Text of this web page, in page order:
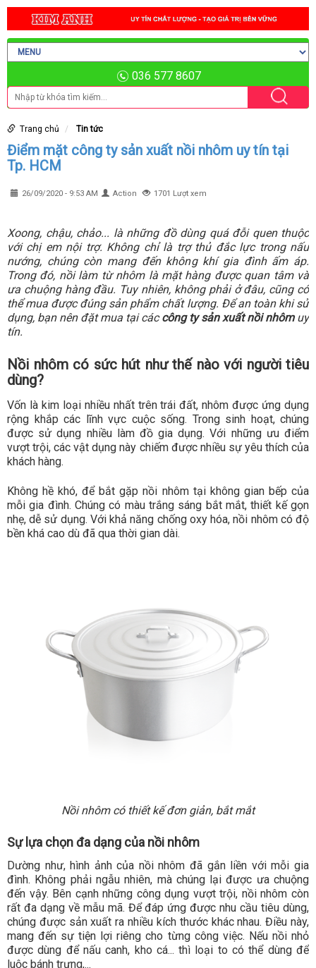
036 577 8607
Trang chủ Tin tức
Điểm mặt công ty sản xuất nồi nhôm uy tín tại
Tp. HCM
26/09/2020 - 9:53 AM Action 1701 Lượt xem
Xoong, chậu, chảo... là những đồ dùng quá đỗi quen thuộc
với chị em nội trợ. Không chỉ là trợ thủ đắc lực trong nấu
nướng, chúng còn mang đến không khí gia đình ấm áp.
Trong đó, nồi làm từ nhôm là mặt hàng được quan tâm và
ưa chuộng hàng đầu. Tuy nhiên, không phải ở đâu, cũng có
thể mua được đúng sản phẩm chất lượng. Để an toàn khi sử
dụng, bạn nên đặt mua tại cáccông ty sản xuất nồi nhômuy
tín.
Nồi nhôm có sức hút như thế nào với người tiêu
dùng?
Vốn là kim loại nhiều nhất trên trái đất, nhôm được ứng dụng
rộng khắp các lĩnh vực cuộc sống. Trong sinh hoạt, chúng
được sử dụng nhiều làm đồ gia dụng. Với những ưu điểm
vượt trội, các vật dụng này chiếm được nhiều sự yêu thích của
khách hàng.
Không hề khó, để bắt gặp nồi nhôm tại không gian bếp của
mỗi gia đình. Chúng có màu trắng sáng bắt mắt, thiết kế gọn
nhẹ, dễ sử dụng. Với khả năng chống oxy hóa, nồi nhôm có độ
bền khá cao dù đã qua thời gian dài.
Nồi nhôm có thiết kế đơn giản, bắt mắt
Sự lựa chọn đa dạng của nồi nhôm
Dường như, hình ảnh của nồi nhôm đã gắn liền với mỗi gia
đình. Không phải ngẫu nhiên, mà chúng lại được ưa chuộng
đến vậy. Bên cạnh những công dụng vượt trội, nồi nhôm còn
rất đa dạng về mẫu mã. Để đáp ứng được nhu cầu tiêu dùng,
chúng được sản xuất ra nhiều kích thước khác nhau. Điều này,
mang đến sự tiện lợi riêng cho từng công việc. Nếu nồi nhỏ
được dùng để nấu canh, kho cá... thì loại to có thể dùng để
luộc bánh trưng,...